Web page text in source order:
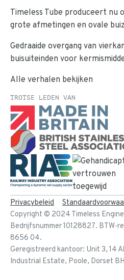
Timeless Tube produceert nu
grote afmetingen en ovale
Gedraaide overgang van
buisuiteinden voor
Alle verhalen bekijken
TROTSE LEDEN VAN
Copyright © 2024 Timeless
Bedrijfsnummer 10128827. BTW-
8656 04.
Geregistreerd kantoor: Unit 3, 14
Industrial Estate, Poole, Dorset
Privacybeleid